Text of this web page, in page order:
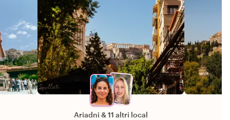
Ariadni &11 altri local